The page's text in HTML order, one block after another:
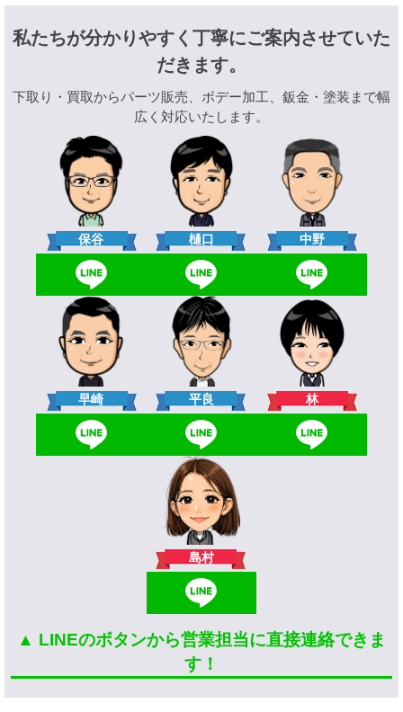
私たちが分かりやすく丁寧にご案内させていた
だきます。
下取り・買取からパーツ販売、ボデー加工、鈑金・塗装まで幅
広く対応いたします。
保谷 樋口 中野
早崎 平良 林
島村
▲ LINEのボタンから営業担当に直接連絡できま
す！